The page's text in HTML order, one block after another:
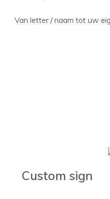
Van letter / naam tot uw
Custom sign